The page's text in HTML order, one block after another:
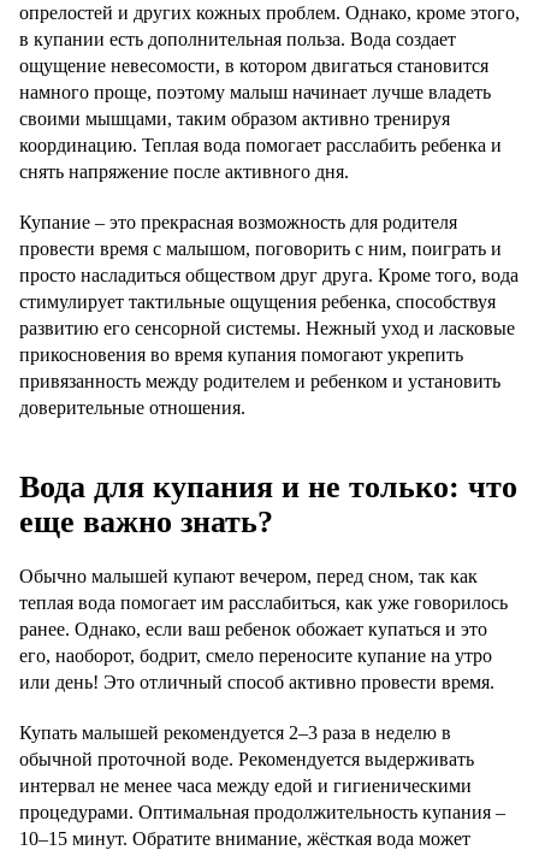
опрелостей и других кожных проблем. Однако, кроме этого,
в купании есть дополнительная польза. Вода создает
ощущение невесомости, в котором двигаться становится
намного проще, поэтому малыш начинает лучше владеть
своими мышцами, таким образом активно тренируя
координацию. Теплая вода помогает расслабить ребенка и
снять напряжение после активного дня.
Купание – это прекрасная возможность для родителя
провести время с малышом, поговорить с ним, поиграть и
просто насладиться обществом друг друга. Кроме того, вода
стимулирует тактильные ощущения ребенка, способствуя
развитию его сенсорной системы. Нежный уход и ласковые
прикосновения во время купания помогают укрепить
привязанность между родителем и ребенком и установить
доверительные отношения.
Вода для купания и не только: что
еще важно знать?
Обычно малышей купают вечером, перед сном, так как
теплая вода помогает им расслабиться, как уже говорилось
ранее. Однако, если ваш ребенок обожает купаться и это
его, наоборот, бодрит, смело переносите купание на утро
или день! Это отличный способ активно провести время.
Купать малышей рекомендуется 2–3 раза в неделю в
обычной проточной воде. Рекомендуется выдерживать
интервал не менее часа между едой и гигиеническими
процедурами. Оптимальная продолжительность купания –
10–15 минут. Обратите внимание, жёсткая вода может